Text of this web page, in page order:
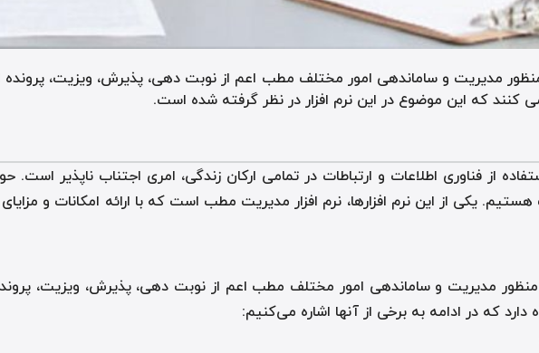
منظور مدیریت و ساماندهی امور مختلف مطب اعم از نوبت دهی، پذیرش، ویزیت،
کنند که این موضوع در این نرم افزار در نظر گرفته شده است.
از فناوری اطلاعات و ارتباطات در تمامی ارکان زندگی، امری اجتناب ناپذیر
یکی از این نرم افزارها، نرم افزار مدیریت مطب است که با ارائه امکانات و
منظور مدیریت و ساماندهی امور مختلف مطب اعم از نوبت دهی، پذیرش، ویزیت،
دارد که در ادامه به برخی از آنها اشاره می‌کنیم: